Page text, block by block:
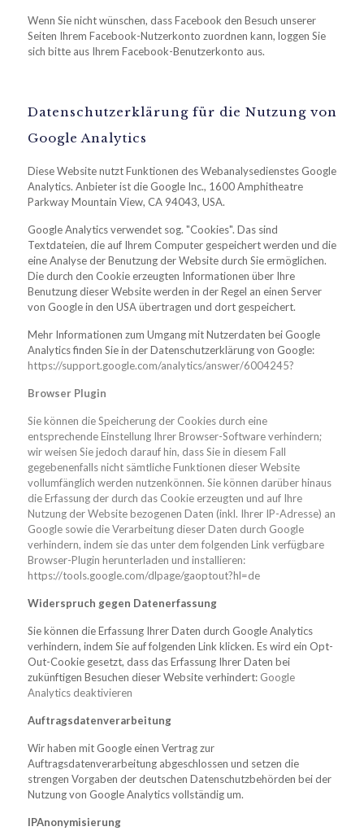
Wenn Sie nicht wünschen, dass Facebook den Besuch unserer
Seiten Ihrem Facebook-Nutzerkonto zuordnen kann, loggen Sie
sich bitte aus Ihrem Facebook-Benutzerkonto aus.
Datenschutzerklärung für die Nutzung von
Google Analytics
Diese Website nutzt Funktionen des Webanalysedienstes Google
Analytics. Anbieter ist die Google Inc., 1600 Amphitheatre
Parkway Mountain View, CA 94043, USA.
Google Analytics verwendet sog. "Cookies". Das sind
Textdateien, die auf Ihrem Computer gespeichert werden und die
eine Analyse der Benutzung der Website durch Sie ermöglichen.
Die durch den Cookie erzeugten Informationen über Ihre
Benutzung dieser Website werden in der Regel an einen Server
von Google in den USA übertragen und dort gespeichert.
Mehr Informationen zum Umgang mit Nutzerdaten bei Google
Analytics finden Sie in der Datenschutzerklärung von Google:
https://support.google.com/analytics/answer/6004245?
Browser Plugin
Sie können die Speicherung der Cookies durch eine
entsprechende Einstellung Ihrer Browser-Software verhindern;
wir weisen Sie jedoch darauf hin, dass Sie in diesem Fall
gegebenenfalls nicht sämtliche Funktionen dieser Website
vollumfänglich werden nutzenkönnen. Sie können darüber hinaus
die Erfassung der durch das Cookie erzeugten und auf Ihre
Nutzung der Website bezogenen Daten (inkl. Ihrer IP-Adresse) an
Google sowie die Verarbeitung dieser Daten durch Google
verhindern, indem sie das unter dem folgenden Link verfügbare
Browser-Plugin herunterladen und installieren:
https://tools.google.com/dlpage/gaoptout?hl=de
Widerspruch gegen Datenerfassung
Sie können die Erfassung Ihrer Daten durch Google Analytics
verhindern, indem Sie auf folgenden Link klicken. Es wird ein Opt-
Out-Cookie gesetzt, dass das Erfassung Ihrer Daten bei
zukünftigen Besuchen dieser Website verhindert: Google
Analytics deaktivieren
Auftragsdatenverarbeitung
Wir haben mit Google einen Vertrag zur
Auftragsdatenverarbeitung abgeschlossen und setzen die
strengen Vorgaben der deutschen Datenschutzbehörden bei der
Nutzung von Google Analytics vollständig um.
IPAnonymisierung